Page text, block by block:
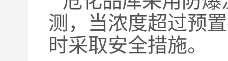
测，当浓度超过预
时采取安全措施。